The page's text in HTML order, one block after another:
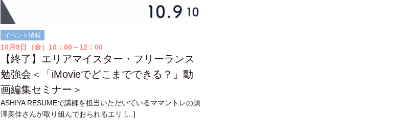
イベント情報
10月9日（金）10：00～12：00
【終了】エリアマイスター・フリーランス
勉強会＜「iMovieでどこまでできる？」動
画編集セミナー＞
ASHIYA RESUMEで講師を担当いただいているママントレの須
澤美佳さんが取り組んでおられるエリ […]